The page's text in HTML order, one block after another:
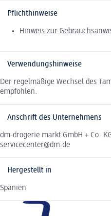
Pflichthinweise
Hinweis zur
Verwendungshinweise
Der regelmäßige Wechsel des
empfohlen.
Anschrift des Unternehmens
dm-drogerie markt GmbH + Co.
servicecenter@dm.de
Hergestellt in
Spanien